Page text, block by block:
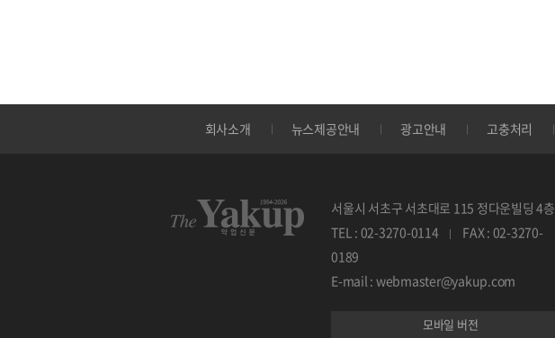
회사소개 뉴스제공안내 광고안내 고충처리
서울시 서초구 서초대로 115 정다운빌딩 4층
TEL : 02-3270-0114
FAX : 02-3270-
0189
E-mail : webmaster@yakup.com
모바일 버전